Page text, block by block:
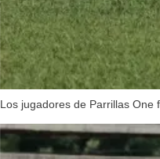
Los jugadores de Parrillas One